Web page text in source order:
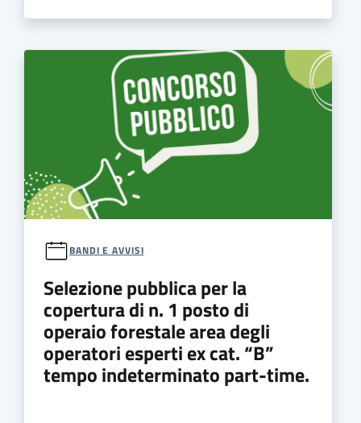
BANDI E AVVISI
Selezione pubblica per la
copertura di n. 1 posto di
operaio forestale area degli
operatori esperti ex cat. “B”
tempo indeterminato part-time.